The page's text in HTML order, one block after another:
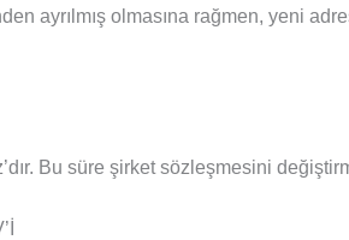
ayrılmış olmasına rağmen, yeni
Bu süre şirket sözleşmesini